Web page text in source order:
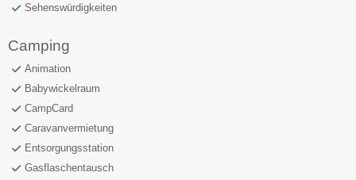
Sehenswürdigkeiten
Camping
Animation
Babywickelraum
CampCard
Caravanvermietung
Entsorgungsstation
Gasflaschentausch